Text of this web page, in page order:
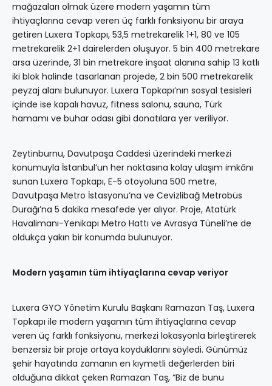
mağazaları olmak üzere modern yaşamın tüm
ihtiyaçlarına cevap veren üç farklı fonksiyonu bir araya
getiren Luxera Topkapı, 53,5 metrekarelik 1+1, 80 ve 105
metrekarelik 2+1 dairelerden oluşuyor. 5 bin 400 metrekare
arsa üzerinde, 31 bin metrekare inşaat alanına sahip 13 katlı
iki blok halinde tasarlanan projede, 2 bin 500 metrekarelik
peyzaj alanı bulunuyor. Luxera Topkapı’nın sosyal tesisleri
içinde ise kapalı havuz, fitness salonu, sauna, Türk
hamamı ve buhar odası gibi donatılara yer veriliyor.
Zeytinburnu, Davutpaşa Caddesi üzerindeki merkezi
konumuyla İstanbul’un her noktasına kolay ulaşım imkânı
sunan Luxera Topkapı, E-5 otoyoluna 500 metre,
Davutpaşa Metro İstasyonu’na ve Cevizlibağ Metrobüs
Durağı’na 5 dakika mesafede yer alıyor. Proje, Atatürk
Havalimanı-Yenikapı Metro Hattı ve Avrasya Tüneli’ne de
oldukça yakın bir konumda bulunuyor.
Modern yaşamın tüm ihtiyaçlarına cevap veriyor
Luxera GYO Yönetim Kurulu Başkanı Ramazan Taş, Luxera
Topkapı ile modern yaşamın tüm ihtiyaçlarına cevap
veren üç farklı fonksiyonu, merkezi lokasyonla birleştirerek
benzersiz bir proje ortaya koyduklarını söyledi. Günümüz
şehir hayatında zamanın en kıymetli değerlerden biri
olduğuna dikkat çeken Ramazan Taş, “Biz de bunu